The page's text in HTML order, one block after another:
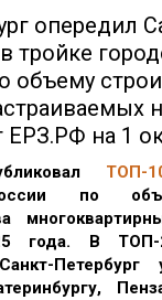
опередил
тройке
объему
ЕРЗ.РФ на 1
ТОП-
по
года. В
Петербург